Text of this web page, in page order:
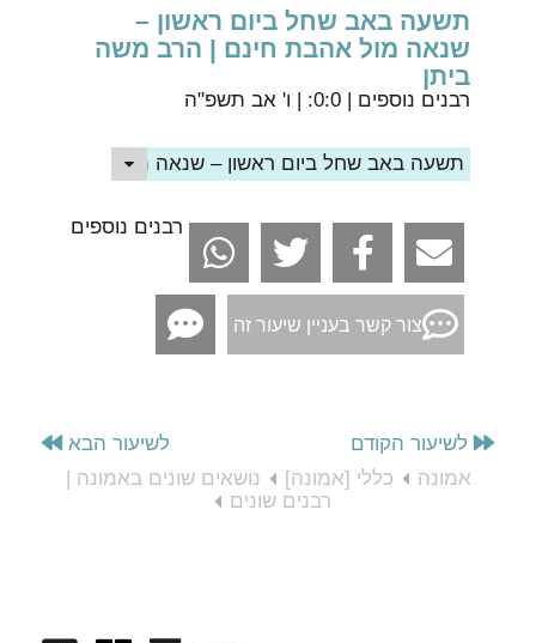
תשעה באב שחל ביום ראשון –
שנאה מול אהבת חינם | הרב משה
ביתן
רבנים נוספים
תשעה באב שחל ביום ראשון – שנאה מול אהבת חינם
רבנים נוספים
צור קשר בעניין שיעור זה
לשיעור הקודם
לשיעור הבא
אמונה
כללי [אמונה]
נושאים שונים באמונה |
רבנים שונים